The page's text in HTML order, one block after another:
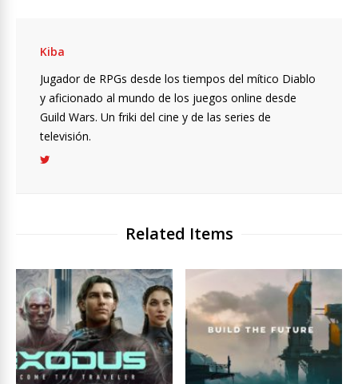
Kiba
Jugador de RPGs desde los tiempos del mítico Diablo
y aficionado al mundo de los juegos online desde
Guild Wars. Un friki del cine y de las series de
televisión.
Related Items